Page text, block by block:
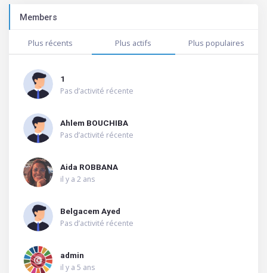
Members
Plus récents Plus actifs Plus populaires
1
Pas d’activité récente
Ahlem BOUCHIBA
Pas d’activité récente
Aida ROBBANA
il y a 2 ans
Belgacem Ayed
Pas d’activité récente
admin
il y a 5 ans